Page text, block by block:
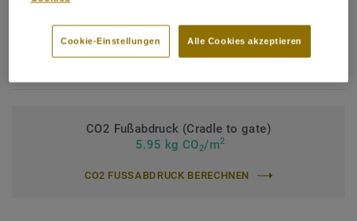
Nutzschichtdicke:0,70 mm
CO2 Fußabdruck (Cradle to gate)
5.95 kg CO2/m2
CO2 FUSSABDRUCK BERECHNEN
Alle Cookies akzeptieren
Cookie-Einstellungen